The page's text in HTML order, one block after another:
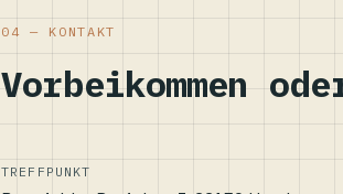
04 — KONTAKT
Vorbeikommen
TREFFPUNKT